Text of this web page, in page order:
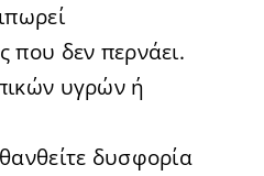
που δεν περνάει.
υγρών ή
δυσφορία